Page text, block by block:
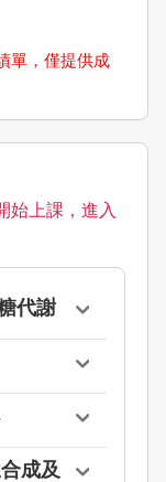
單，僅提供成
始上課，進入
代謝
成及